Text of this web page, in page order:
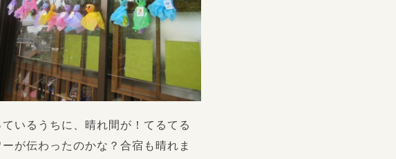
いるうちに、晴れ間が！てるてる
が伝わったのかな？合宿も晴れま